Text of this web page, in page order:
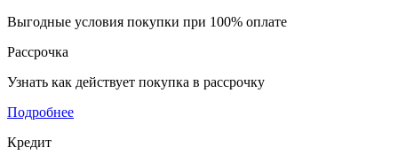
Выгодные условия покупки при 100% оплате
Рассрочка
Узнать как действует покупка в рассрочку
Подробнее
Кредит